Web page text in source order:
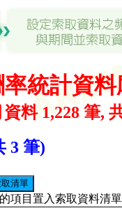
統計資料
料 1,228 筆,
3 筆)
項目置入索取資料清